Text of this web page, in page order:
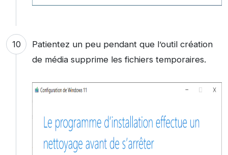
Patientez un peu pendant que l’outil création
de média supprime les fichiers temporaires.